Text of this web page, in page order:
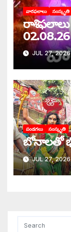
వారఫలాలు సంస్కృతి
రాశిఫలాలు
02.08.26
JUL 27,
పండగలు సంస్కృతి
బోనాలతో
JUL 27, 2026